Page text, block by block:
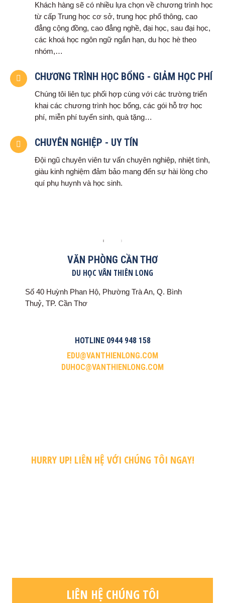
Khách hàng sẽ có nhiều lựa chọn về chương trình học
từ cấp Trung học cơ sở, trung học phổ thông, cao
đẳng cộng đồng, cao đẳng nghề, đại học, sau đại học,
các khoá học ngôn ngữ ngắn hạn, du học hè theo
nhóm,…
CHƯƠNG TRÌNH HỌC BỔNG - GIẢM HỌC PHÍ
Chúng tôi liên tục phối hợp cùng với các trường triển
khai các chương trình học bổng, các gói hỗ trợ học
phí, miễn phí tuyển sinh, quà tặng…
CHUYÊN NGHIỆP - UY TÍN
Đội ngũ chuyên viên tư vấn chuyên nghiệp, nhiệt tình,
giàu kinh nghiệm đảm bảo mang đến sự hài lòng cho
quí phụ huynh và học sinh.
VĂN PHÒNG CẦN THƠ
DU HỌC VÂN THIÊN LONG
Số 40 Huỳnh Phan Hộ, Phường Trà An, Q. Bình
Thuỷ, TP. Cần Thơ
HOTLINE 0944 948 158
EDU@VANTHIENLONG.COM
DUHOC@VANTHIENLONG.COM
HURRY UP! LIÊN HỆ VỚI CHÚNG TÔI NGAY!
LIÊN HỆ CHÚNG TÔI